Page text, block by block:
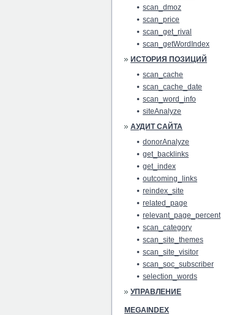
scan_dmoz
scan_price
scan_get_rival
scan_getWordIndex
ИСТОРИЯ ПОЗИЦИЙ
scan_cache
scan_cache_date
scan_word_info
siteAnalyze
АУДИТ САЙТА
donorAnalyze
get_backlinks
get_index
outcoming_links
reindex_site
related_page
relevant_page_percent
scan_category
scan_site_themes
scan_site_visitor
scan_soc_subscriber
selection_words
УПРАВЛЕНИЕ
MEGAINDEX